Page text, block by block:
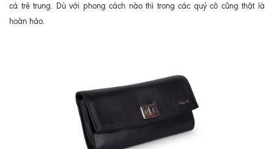
cá trẻ trung. Dù với phong cách nào thì trong các quý cô cũng thật là
hoàn hảo.